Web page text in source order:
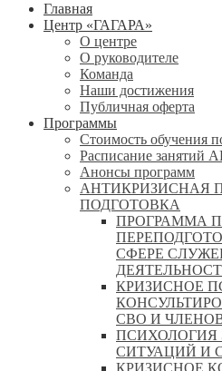
Главная
Центр «ГАГАРА»
О центре
О руководителе
Команда
Наши достижения
Публичная оферта
Программы
Стоимость обучения
Расписание
Анонсы программ
АНТИКРИЗИСНАЯ
ПОДГОТОВКА
ПРОГРАММА
СФЕРЕ
КРИЗИСНОЕ
СВО И
ПСИХОЛОГИЯ
СИТУАЦИЙ И
КРИЗИСНОЕ